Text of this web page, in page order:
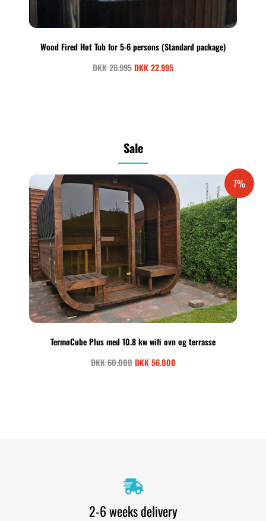
Wood Fired Hot Tub for 5-6 persons (Standard package)
DKK26.995DKK22.995
Sale
7%
TermoCube Plus med 10.8 kw wifi ovn og terrasse
DKK60.000 DKK56.000
2-6 weeks delivery